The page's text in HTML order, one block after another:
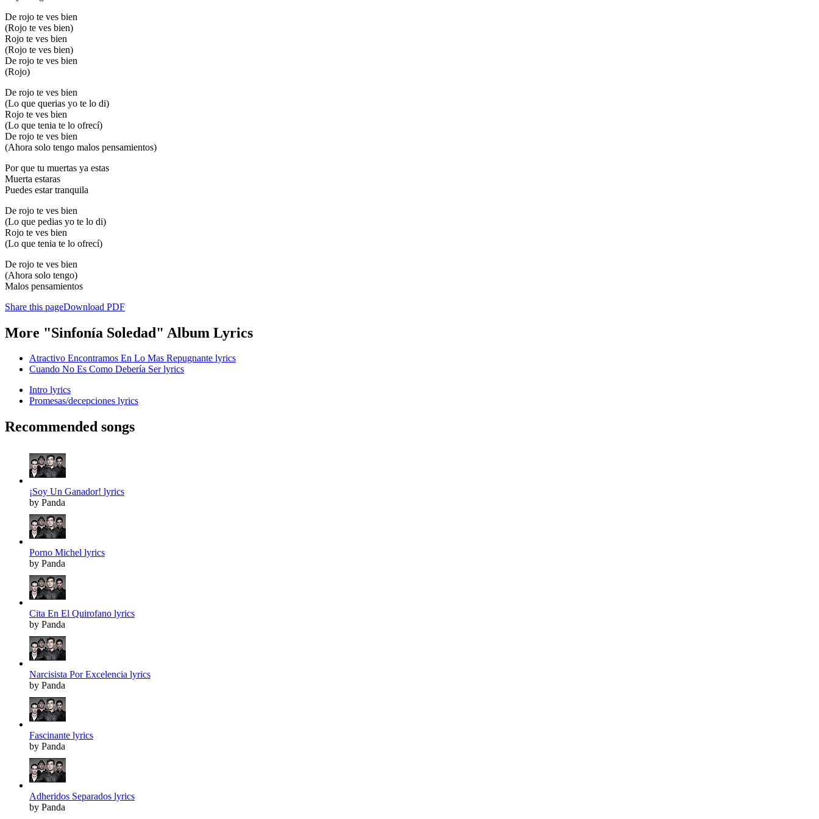
De rojo te ves bien
(Rojo te ves bien)
Rojo te ves bien
(Rojo te ves bien)
De rojo te ves bien
(Rojo)
De rojo te ves bien
(Lo que querias yo te lo di)
Rojo te ves bien
(Lo que tenia te lo ofrecí)
De rojo te ves bien
(Ahora solo tengo malos pensamientos)
Por que tu muertas ya estas
Muerta estaras
Puedes estar tranquila
De rojo te ves bien
(Lo que pedias yo te lo di)
Rojo te ves bien
(Lo que tenia te lo ofrecí)
De rojo te ves bien
(Ahora solo tengo)
Malos pensamientos
Share this pageDownload PDF
More "Sinfonía Soledad" Album Lyrics
Atractivo Encontramos En Lo Mas Repugnante lyrics
Cuando No Es Como Debería Ser lyrics
Intro lyrics
Promesas/decepciones lyrics
Recommended songs
¡Soy Un Ganador! lyrics
by Panda
Porno Michel lyrics
by Panda
Cita En El Quirofano lyrics
by Panda
Narcisista Por Excelencia lyrics
by Panda
Fascinante lyrics
by Panda
Adheridos Separados lyrics
by Panda